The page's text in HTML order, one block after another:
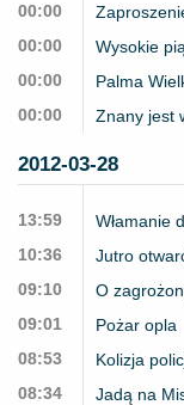
00:00
00:00
Wysokie
00:00
Palma
00:00
Znany jest
2012-03-28
13:59
Włamanie
10:36
Jutro
09:10
O
09:01
Pożar opla
08:53
Kolizja
08:34
Jadą na